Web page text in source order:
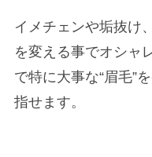
イメチェンや垢抜け
を変える事でオシャ
で特に大事な“眉毛”
指せます。